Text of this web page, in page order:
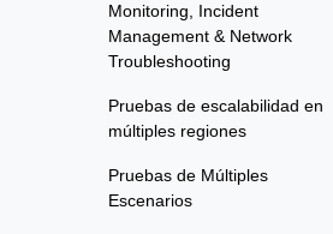
Monitoring, Incident
Management & Network
Troubleshooting
Pruebas de escalabilidad en
múltiples regiones
Pruebas de Múltiples
Escenarios